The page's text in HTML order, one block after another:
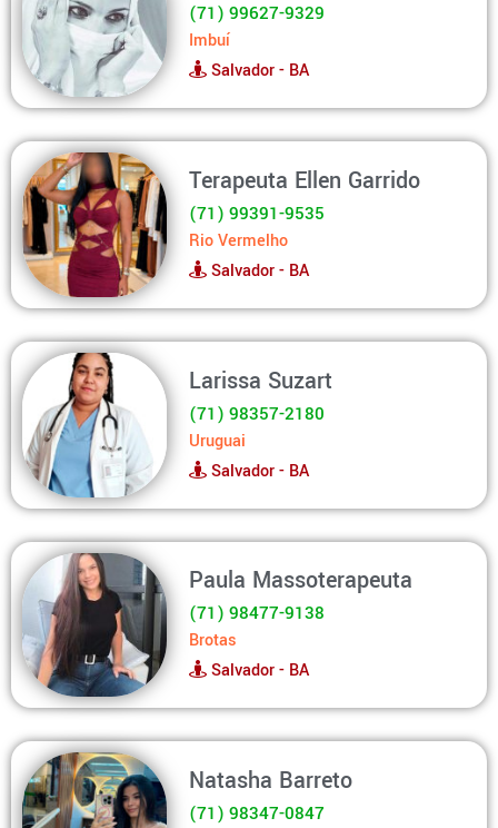
(71) 99627-9329
Imbuí
Salvador - BA
Terapeuta Ellen Garrido
(71) 99391-9535
Rio Vermelho
Salvador - BA
Larissa Suzart
(71) 98357-2180
Uruguai
Salvador - BA
Paula Massoterapeuta
(71) 98477-9138
Brotas
Salvador - BA
Natasha Barreto
(71) 98347-0847